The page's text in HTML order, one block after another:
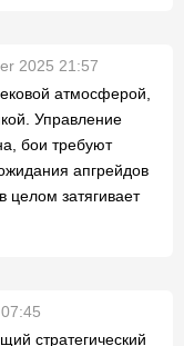
2025 21:57
атмосферой,
Управление
бои требуют
апгрейдов
затягивает
стратегический